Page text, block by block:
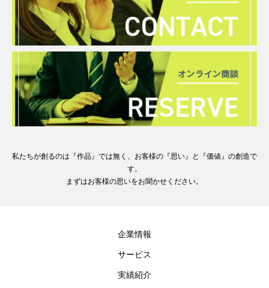
私たちが創るのは『作品』では無く、お客様の『思い』と『価値』の創造で
す。
まずはお客様の思いをお聞かせください。
企業情報
サービス
実績紹介